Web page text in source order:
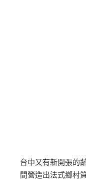
台中又有新開張的
間營造出法式鄉村